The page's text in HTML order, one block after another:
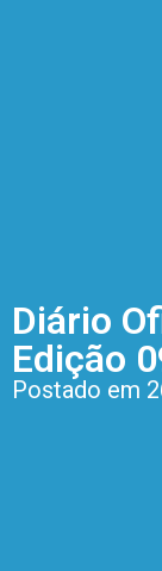
Diário
Edição
Postado em